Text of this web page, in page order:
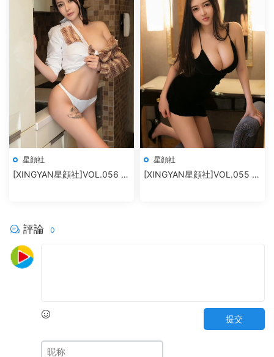
星顔社
[XINGYAN星顔社]VOL.056 廿
星顔社
[XINGYAN星顔社]VOL.055 恩
評論 0
提交